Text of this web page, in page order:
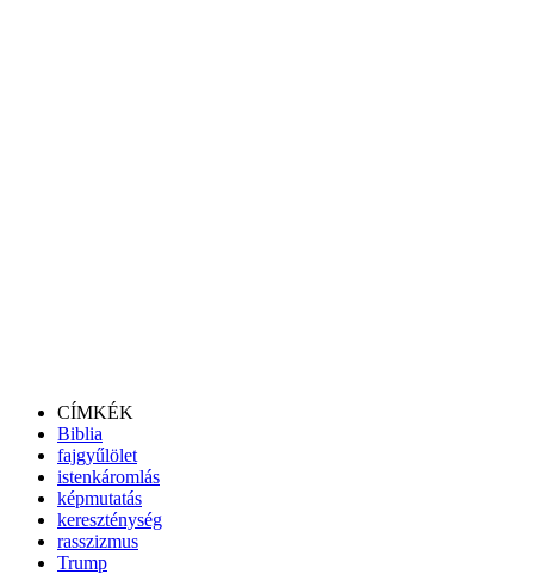
CÍMKÉK
Biblia
fajgyűlölet
istenkáromlás
képmutatás
kereszténység
rasszizmus
Trump